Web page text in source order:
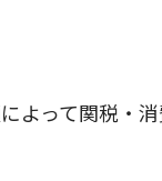
よって関税・